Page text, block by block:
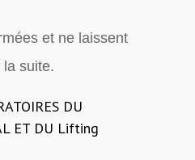
et ne laissent
suite.
DU
ET DU Lifting